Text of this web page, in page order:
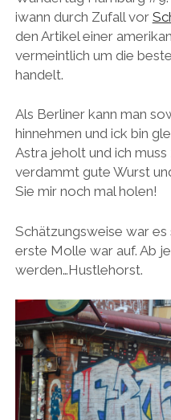
iwann durch Zufall vor
den Artikel einer
vermeintlich um die
handelt.
Als Berliner kann man
hinnehmen und ick bin
Astra jeholt und ich
verdammt gute Wurst
Sie mir noch mal holen!
Schätzungsweise war es
erste Molle war auf. Ab
werden…Hustlehorst.